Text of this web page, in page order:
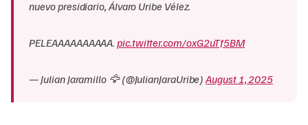
nuevo presidiario, Álvaro Uribe Vélez.
PELEAAAAAAAAAA.pic.twitter.com/oxG2uTf5BM
— Julian Jaramillo 🦅 (@JulianJaraUribe)August 1, 2025